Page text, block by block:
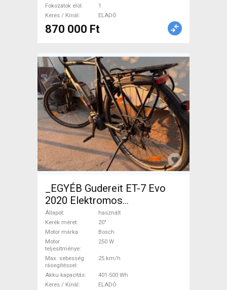
Fokozatok elöl
1
Keres / Kínál
ELADÓ
870 000 Ft
_EGYÉB Gudereit ET-7 Evo
2020 Elektromos
Trekking/cross 25 km/h
Bosch 401-500 Wh használt
ELADÓ
Állapot
használt
Kerék méret
20"
Motor márka
Bosch
Motor
teljesítménye
250 W
Max. sebesség
rásegítéssel
25 km/h
Akku kapacitás
401-500 Wh
Keres / Kínál
ELADÓ